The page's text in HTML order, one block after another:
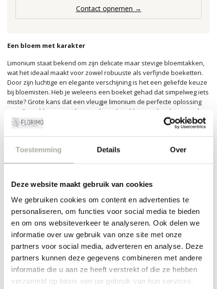
Toestemming Details Over
Deze website maakt gebruik van cookies
We gebruiken cookies om content en advertenties te
personaliseren, om functies voor social media te bieden
en om ons websiteverkeer te analyseren. Ook delen we
informatie over uw gebruik van onze site met onze
partners voor social media, adverteren en analyse. Deze
partners kunnen deze gegevens combineren met andere
informatie die u aan ze heeft verstrekt of die ze hebben
verzameld op basis van uw gebruik van hun services.
Contact opnemen →
Een bloem met karakter
Limonium staat bekend om zijn delicate maar stevige bloemtakken,
wat het ideaal maakt voor zowel robuuste als verfijnde boeketten.
Door zijn luchtige en elegante verschijning is het een geliefde keuze
bij bloemisten. Heb je weleens een boeket gehad dat simpelweg iets
miste? Grote kans dat een vleugje limonium de perfecte oplossing
was. Deze bloem weet hoe ze de andere bloemen kan laten stralen
zonder zelf op de voorgrond te treden, een waar toonbeeld van
bescheiden elegantie.
Inspiratie voor ieder seizoen
Net zoals de seizoenen veranderen, verandert ook je behoefte aan
inspiratie. In de zomer zorgt het voor een vrolijke noot in heldere
feestelijke bloemstukken. Het zit 'm in de details, en limonium heeft
precies die perfecte touch die je boeketten uniek maakt. Bij Florimo
staan we altijd klaar om je te helpen met het samenstellen van een
arrangement dat jouw wensen en smaak weerspiegelt.
Vergeet niet dat limonium niet alleen in boeketten schittert; deze
bloem doet het ook geweldig in droogarrangementen en kransen.
Laat je creativiteit de vrije loop en ontdek de vele mogelijkheden die
limonium te bieden heeft.